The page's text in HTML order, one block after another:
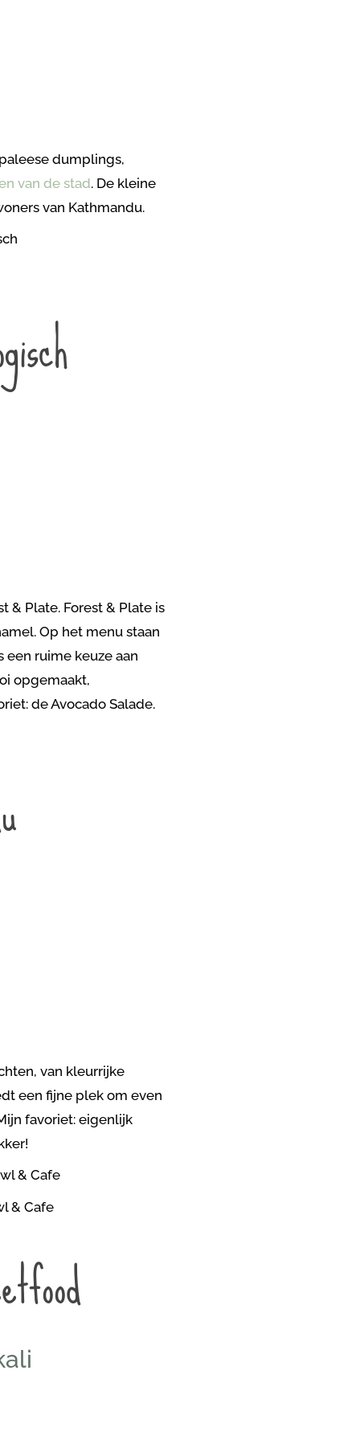
dumplings,
van de stad. De kleine
van Kathmandu.
& Plate. Forest & Plate is
Op het menu staan
ruime keuze aan
opgemaakt,
de Avocado Salade.
van kleurrijke
een fijne plek om even
favoriet: eigenlijk